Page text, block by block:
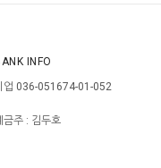
INFO
업 036-051674-01-052
금주 : 김두호